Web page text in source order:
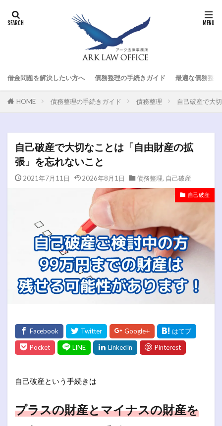
借金問題を解決したい方へ 債務整理の手続きガイド 最適な債務整
HOME 債務整理の手続きガイド 債務整理 自己破産で大
自己破産で大切なことは「自由財産の拡
張」を忘れないこと
2021年7月11日 2026年8月1日 債務整理, 自己破産
自己破産
自己破産という手続きは
プラスの財産とマイナスの財産を